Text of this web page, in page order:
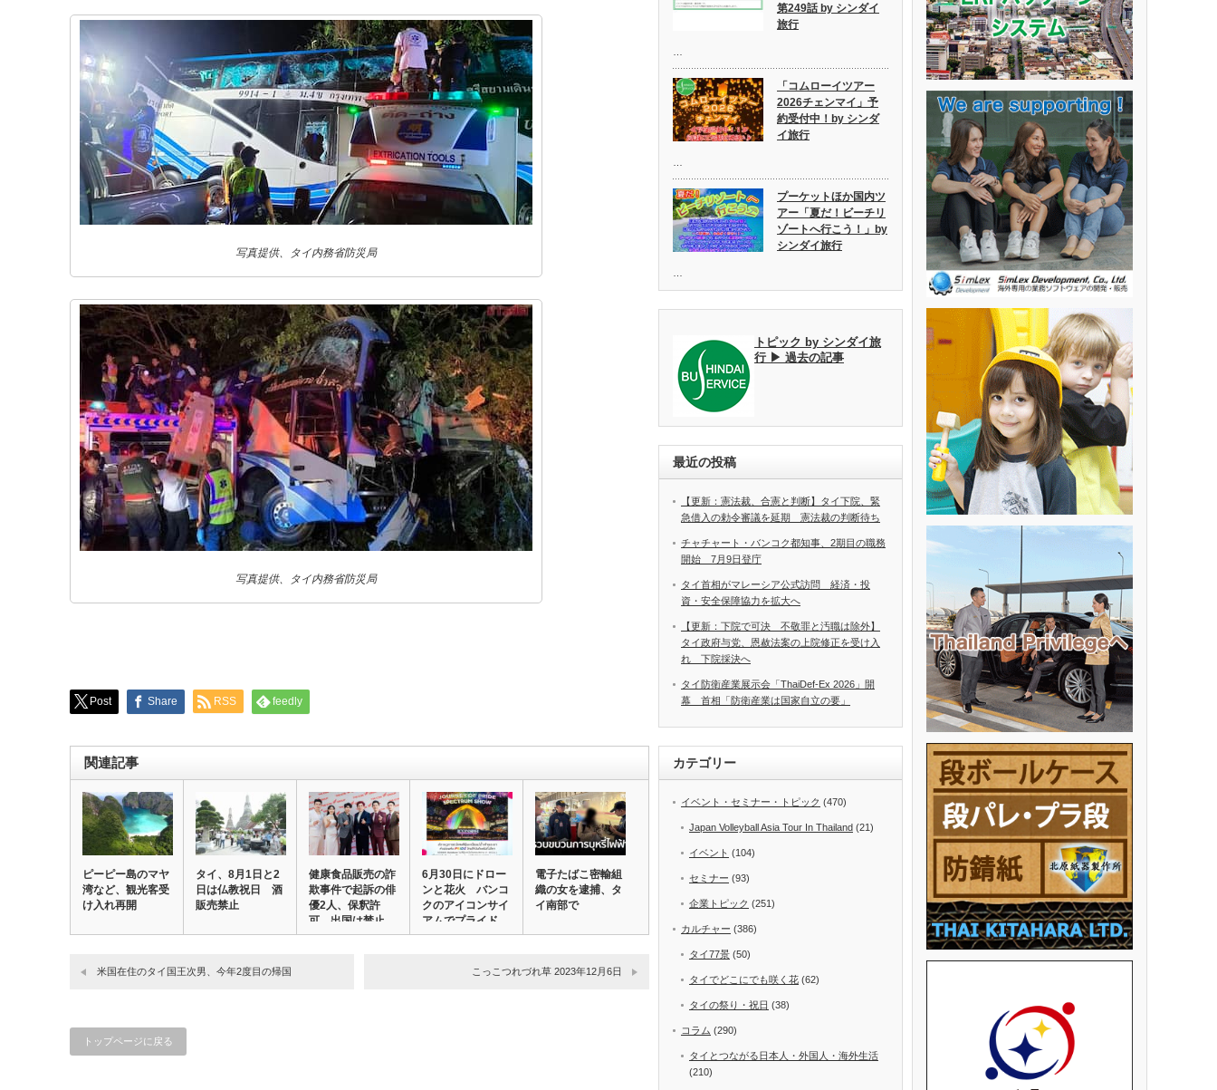
写真提供、タイ内務省防災局
写真提供、タイ内務省防災局
Post Share RSS feedly
関連記事
ピーピー島のマヤ
湾など、観光客受
け入れ再開
タイ、8月1日と2
日は仏教祝日 酒
販売禁止
健康食品販売の詐
欺事件で起訴の俳
優2人、保釈許
可 出国は禁止
6月30日にドロー
ンと花火 バンコ
クのアイコンサイ
アムでプライド…
電子たばこ密輸組
織の女を逮捕、タ
イ南部で
米国在住のタイ国王次男、今年2度目の帰国 こっこつれづれ草 2023年12月6日
トップページに戻る
第249話 by シンダイ
旅行
「コムローイツアー
2026チェンマイ」予
約受付中！by シンダ
イ旅行
プーケットほか国内ツ
アー「夏だ！ビーチリ
ゾートへ行こう！」by
シンダイ旅行
トピック by シンダイ旅
行 ▶ 過去の記事
最近の投稿
【更新：憲法裁、合憲と判断】タイ下院、緊
急借入の勅令審議を延期 憲法裁の判断待ち
チャチャート・バンコク都知事、2期目の職務
開始 7月9日登庁
タイ首相がマレーシア公式訪問 経済・投
資・安全保障協力を拡大へ
【更新：下院で可決 不敬罪と汚職は除外】
タイ政府与党、恩赦法案の上院修正を受け入
れ 下院採決へ
タイ防衛産業展示会「ThaiDef‑Ex 2026」開
幕 首相「防衛産業は国家自立の要」
カテゴリー
イベント・セミナー・トピック (470)
Japan Volleyball Asia Tour In Thailand (21)
イベント (104)
セミナー (93)
企業トピック (251)
カルチャー (386)
タイ77景 (50)
タイでどこにでも咲く花 (62)
タイの祭り・祝日 (38)
コラム (290)
タイとつながる日本人・外国人・海外生活
(210)